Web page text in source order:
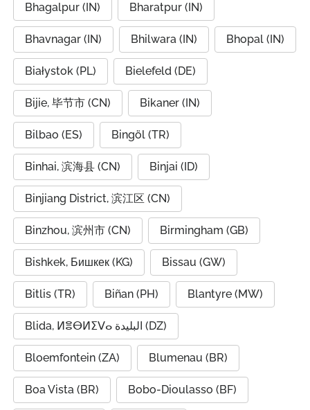
Bhagalpur (IN) Bharatpur (IN)
Bhavnagar (IN) Bhilwara (IN) Bhopal (IN)
Białystok (PL) Bielefeld (DE)
Bijie, 毕节市 (CN) Bikaner (IN)
Bilbao (ES) Bingöl (TR)
Binhai, 滨海县 (CN) Binjai (ID)
Binjiang District, 滨江区 (CN)
Binzhou, 滨州市 (CN) Birmingham (GB)
Bishkek, Бишкек (KG) Bissau (GW)
Bitlis (TR) Biñan (PH) Blantyre (MW)
Blida, ⵍⴻⴱⵍⵉⴸⴰ البليدة (DZ)
Bloemfontein (ZA) Blumenau (BR)
Boa Vista (BR) Bobo-Dioulasso (BF)